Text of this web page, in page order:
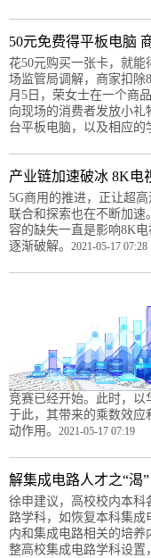
50元免费得平板电脑
花50元购买一张卡，就
场监管局调解，商家扣除
月5日，荣女士在一个商
向现场的消费者发放小礼
台平板电脑，以及相应的
产业链加速破冰 8K电
5G商用的推进，正让超
联合和探索也在不断加速
容的缺失一直是影响8K
逐渐破解。 2021-05-17 07:28
竞赛已经开始。此时，以
于此，其带来的乘数效应
动作用。 2021-05-17 07:19
解集成电路人才之“渴
徐申建议，高校校内本科
路学科，如恢复本科集
内和集成电路相关的培养
整高校集成电路学科设置